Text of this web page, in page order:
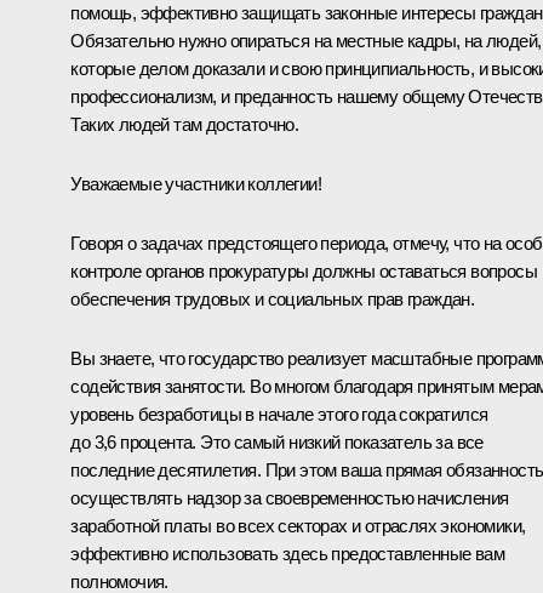
помощь, эффективно защищать законные интересы
Обязательно нужно опираться на местные кадры, на людей,
которые делом доказали и свою принципиальность, и
профессионализм, и преданность нашему общему
Таких людей там достаточно.
Уважаемые участники коллегии!
Говоря о задачах предстоящего периода, отмечу, что на
контроле органов прокуратуры должны оставаться вопросы
обеспечения трудовых и социальных прав граждан.
Вы знаете, что государство реализует масштабные
содействия занятости. Во многом благодаря принятым
уровень безработицы в начале этого года сократился
до 3,6 процента. Это самый низкий показатель за все
последние десятилетия. При этом ваша прямая
осуществлять надзор за своевременностью начисления
заработной платы во всех секторах и отраслях экономики,
эффективно использовать здесь предоставленные вам
полномочия.